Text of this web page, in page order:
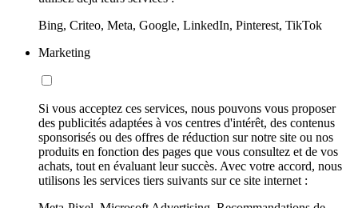
Bing, Criteo, Meta, Google, LinkedIn, Pinterest, TikTok
Marketing
Si vous acceptez ces services, nous pouvons vous proposer
des publicités adaptées à vos centres d'intérêt, des contenus
sponsorisés ou des offres de réduction sur notre site ou nos
produits en fonction des pages que vous consultez et de vos
achats, tout en évaluant leur succès. Avec votre accord, nous
utilisons les services tiers suivants sur ce site internet :